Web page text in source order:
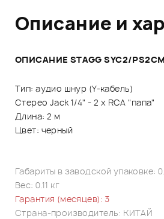
Описание и
ОПИСАНИЕ STAGG SYC2/
Тип: аудио шнур (Y-кабель)
Стерео Jack 1/4" - 2 x RCA "папа"
Длина: 2 м
Цвет: черный
Габариты в заводской упаковке:
Вес: 0.11 кг
Гарантия (месяцев): 3
Страна-производитель: КИТАЙ